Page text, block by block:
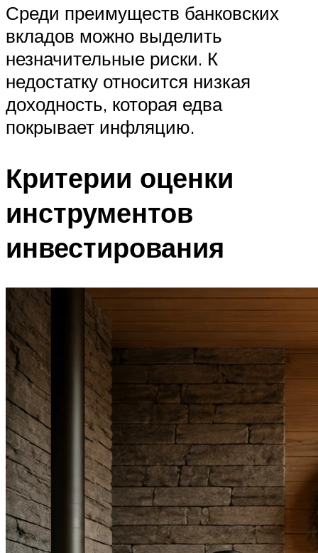
Среди преимуществ банковских
вкладов можно выделить
незначительные риски. К
недостатку относится низкая
доходность, которая едва
покрывает инфляцию.
Критерии оценки
инструментов
инвестирования